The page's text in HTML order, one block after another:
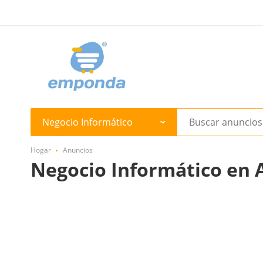
Negocio Informático
Hogar Anuncios
Negocio Informático en